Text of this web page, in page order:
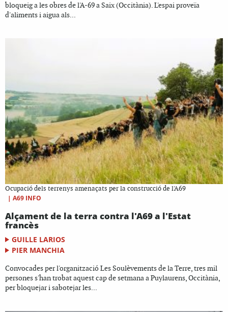
bloqueig a les obres de l'A-69 a Saix (Occitània). L'espai proveïa
d'aliments i aigua als...
Ocupació dels terrenys amenaçats per la construcció de l'A69
| A69 INFO
Alçament de la terra contra l'A69 a l'Estat
francès
GUILLE LARIOS
PIER MANCHIA
Convocades per l'organització Les Soulèvements de la Terre, tres mil
persones s'han trobat aquest cap de setmana a Puylaurens, Occitània,
per bloquejar i sabotejar les...